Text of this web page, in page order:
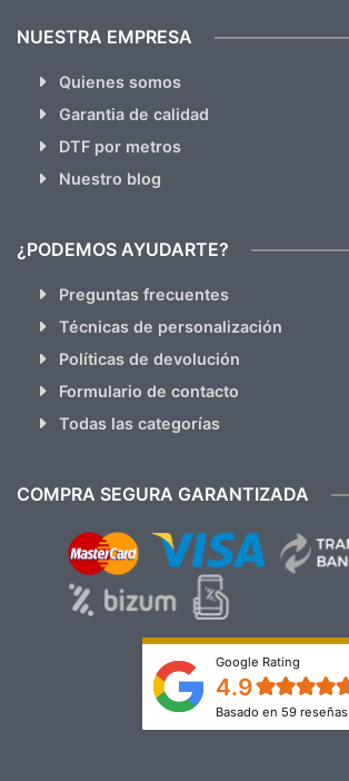
NUESTRA EMPRESA
Quienes somos
Garantia de calidad
DTF por metros
Nuestro blog
¿PODEMOS AYUDARTE?
Preguntas frecuentes
Técnicas de personalización
Políticas de devolución
Formulario de contacto
Todas las categorías
COMPRA SEGURA GARANTIZADA
Google Rating
4.9
Basado en 59 reseñas